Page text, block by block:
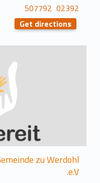
02392 507792
Get directions
zu Werdohl
e.V.